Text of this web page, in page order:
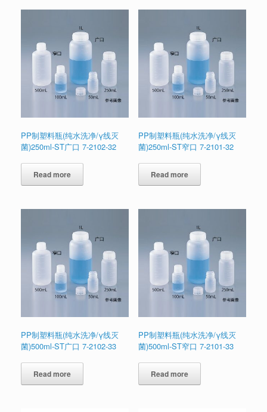
PP制塑料瓶(纯水洗净/γ线灭
菌)250ml-ST广口 7-2102-32
Read more
PP制塑料瓶(纯水洗净/γ线灭
菌)250ml-ST窄口 7-2101-32
Read more
PP制塑料瓶(纯水洗净/γ线灭
菌)500ml-ST广口 7-2102-33
Read more
PP制塑料瓶(纯水洗净/γ线灭
菌)500ml-ST窄口 7-2101-33
Read more